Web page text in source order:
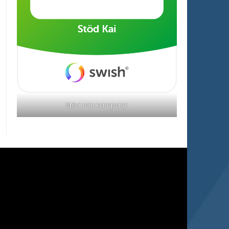
Stöd min kampanj!